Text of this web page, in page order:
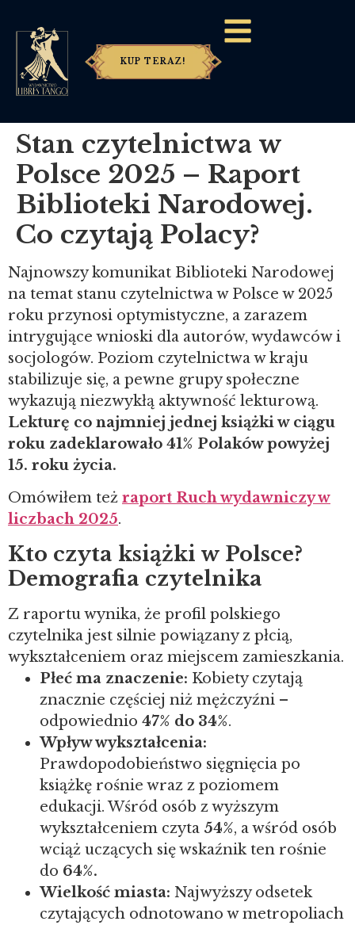
KUP TERAZ!
Stan czytelnictwa w
Polsce 2025 – Raport
Biblioteki Narodowej.
Co czytają Polacy?
Najnowszy komunikat Biblioteki Narodowej
na temat stanu czytelnictwa w Polsce w 2025
roku przynosi optymistyczne, a zarazem
intrygujące wnioski dla autorów, wydawców i
socjologów. Poziom czytelnictwa w kraju
stabilizuje się, a pewne grupy społeczne
wykazują niezwykłą aktywność lekturową.
Lekturę co najmniej jednej książki w ciągu
roku zadeklarowało 41% Polaków powyżej
15. roku życia.
Omówiłem też raport Ruch wydawniczy w
liczbach 2025.
Kto czyta książki w Polsce?
Demografia czytelnika
Z raportu wynika, że profil polskiego
czytelnika jest silnie powiązany z płcią,
wykształceniem oraz miejscem zamieszkania.
Płeć ma znaczenie: Kobiety czytają
znacznie częściej niż mężczyźni –
odpowiednio 47% do 34%.
Wpływ wykształcenia:
Prawdopodobieństwo sięgnięcia po
książkę rośnie wraz z poziomem
edukacji. Wśród osób z wyższym
wykształceniem czyta 54%, a wśród osób
wciąż uczących się wskaźnik ten rośnie
do 64%.
Wielkość miasta: Najwyższy odsetek
czytających odnotowano w metropoliach